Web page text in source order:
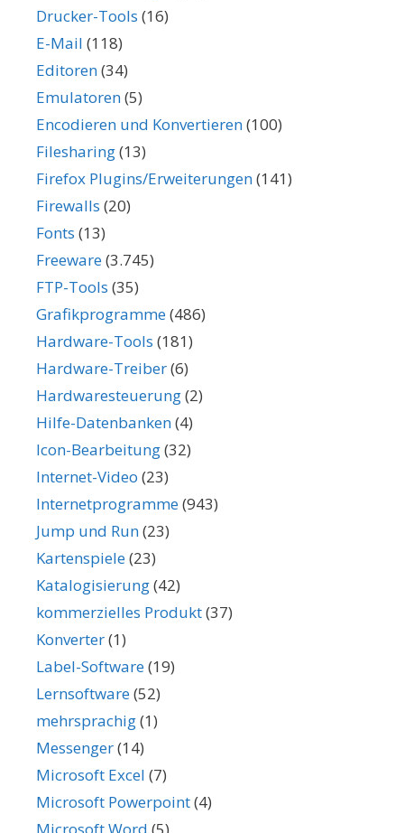
Drucker-Tools (16)
E-Mail (118)
Editoren(34)
Emulatoren(5)
Encodieren und Konvertieren(100)
Filesharing(13)
Firefox Plugins/Erweiterungen(141)
Firewalls (20)
Fonts (13)
Freeware(3.745)
FTP-Tools (35)
Grafikprogramme(486)
Hardware-Tools (181)
Hardware-Treiber(6)
Hardwaresteuerung(2)
Hilfe-Datenbanken(4)
Icon-Bearbeitung(32)
Internet-Video (23)
Internetprogramme(943)
Jump und Run(23)
Kartenspiele(23)
Katalogisierung(42)
kommerzielles Produkt(37)
Konverter(1)
Label-Software(19)
Lernsoftware(52)
mehrsprachig(1)
Messenger(14)
Microsoft Excel (7)
Microsoft Powerpoint(4)
Microsoft Word (5)